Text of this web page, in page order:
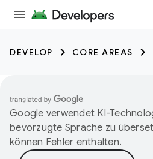
DEVELOP CORE AREAS
Google verwendet KI-
bevorzugte Sprache zu
können Fehler enthalten.